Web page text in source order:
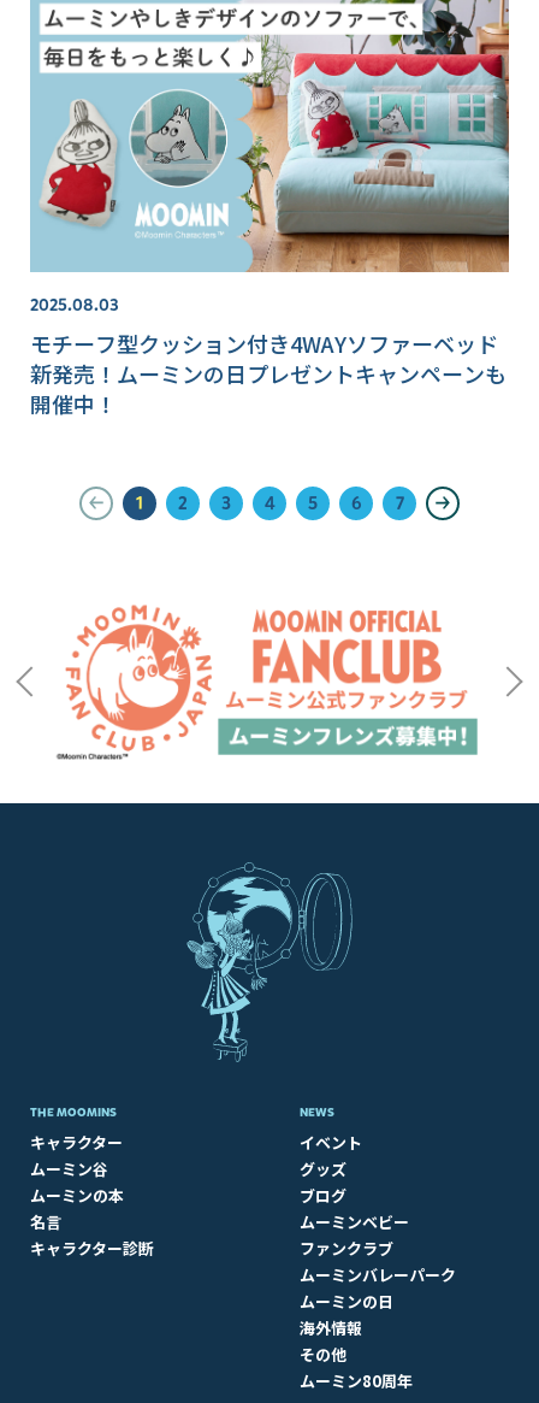
2025.08.03
モチーフ型クッション付き4WAYソファーベッド
新発売！ムーミンの日プレゼントキャンペーンも
開催中！
1 2 3 4 5 6 7
THE MOOMINS
キャラクター
ムーミン谷
ムーミンの本
名言
キャラクター診断
NEWS
イベント
グッズ
ブログ
ムーミンベビー
ファンクラブ
ムーミンバレーパーク
ムーミンの日
海外情報
その他
ムーミン80周年